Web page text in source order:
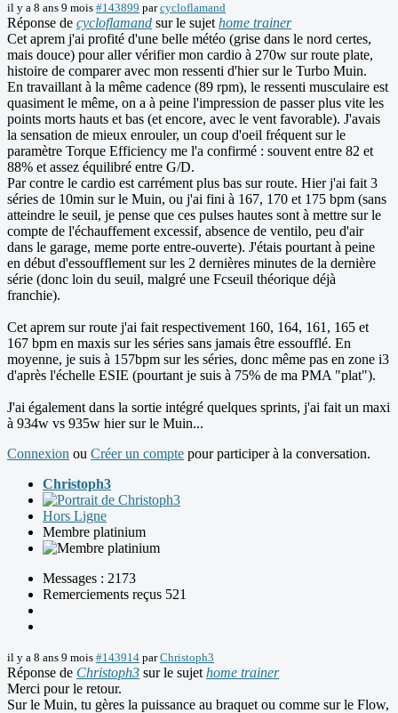
il y a 8 ans 9 mois #143899 parcycloflamand
Réponse de cycloflamand sur le sujet home trainer
Cet aprem j'ai profité d'une belle météo (grise dans le nord certes,
mais douce) pour aller vérifier mon cardio à 270w sur route plate,
histoire de comparer avec mon ressenti d'hier sur le Turbo Muin.
En travaillant à la même cadence (89 rpm), le ressenti musculaire est
quasiment le même, on a à peine l'impression de passer plus vite les
points morts hauts et bas (et encore, avec le vent favorable). J'avais
la sensation de mieux enrouler, un coup d'oeil fréquent sur le
paramètre Torque Efficiency me l'a confirmé : souvent entre 82 et
88% et assez équilibré entre G/D.
Par contre le cardio est carrément plus bas sur route. Hier j'ai fait 3
séries de 10min sur le Muin, ou j'ai fini à 167, 170 et 175 bpm (sans
atteindre le seuil, je pense que ces pulses hautes sont à mettre sur le
compte de l'échauffement excessif, absence de ventilo, peu d'air
dans le garage, meme porte entre-ouverte). J'étais pourtant à peine
en début d'essoufflement sur les 2 dernières minutes de la dernière
série (donc loin du seuil, malgré une Fcseuil théorique déjà
franchie).
Cet aprem sur route j'ai fait respectivement 160, 164, 161, 165 et
167 bpm en maxis sur les séries sans jamais être essoufflé. En
moyenne, je suis à 157bpm sur les séries, donc même pas en zone i3
d'après l'échelle ESIE (pourtant je suis à 75% de ma PMA "plat").
J'ai également dans la sortie intégré quelques sprints, j'ai fait un maxi
à 934w vs 935w hier sur le Muin...
Connexion ou Créer un compte pour participer à la conversation.
Christoph3
Hors Ligne
Membre platinium
Messages : 2173
Remerciements reçus 521
il y a 8 ans 9 mois #143914 parChristoph3
Réponse de Christoph3 sur le sujet home trainer
Merci pour le retour.
Sur le Muin, tu gères la puissance au braquet ou comme sur le Flow,